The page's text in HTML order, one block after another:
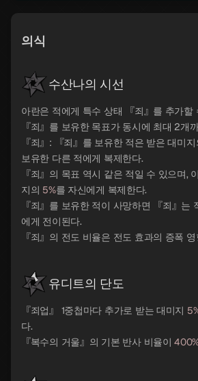
의식
수산나의 시선
아란은 적에게 특수 상태 『죄』를 추가할
『죄』를 보유한 목표가 동시에 최대 2개
『죄』: 『죄』를 보유한 적은 받은 대미지
보유한 다른 적에게 복제한다.
『죄』의 목표 역시 같은 적일 수 있으며,
지의 5%를 자신에게 복제한다.
『죄』를 보유한 적이 사망하면 『죄』는
에게 전이된다.
『죄』의 전도 비율은 전도 효과의 증폭
유디트의 단도
『죄업』 1중첩마다 추가로 받는 대미지
다.
『복수의 거울』의 기본 반사 비율이